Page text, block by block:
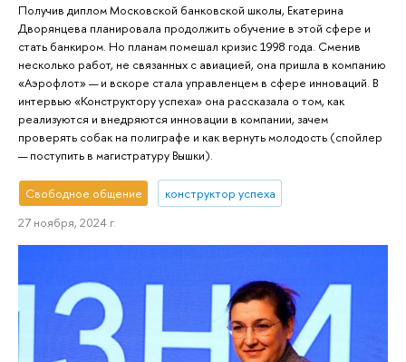
Получив диплом Московской банковской школы, Екатерина
Дворянцева планировала продолжить обучение в этой сфере и
стать банкиром. Но планам помешал кризис 1998 года. Сменив
несколько работ, не связанных с авиацией, она пришла в компанию
«Аэрофлот» — и вскоре стала управленцем в сфере инноваций. В
интервью «Конструктору успеха» она рассказала о том, как
реализуются и внедряются инновации в компании, зачем
проверять собак на полиграфе и как вернуть молодость (спойлер
— поступить в магистратуру Вышки).
Свободное общение
конструктор успеха
27 ноября, 2024 г.